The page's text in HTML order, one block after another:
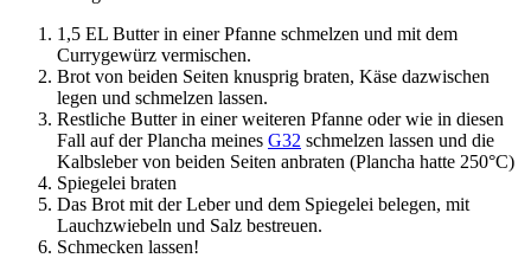
1,5 EL Butter in einer Pfanne schmelzen und mit dem
Currygewürz vermischen.
Brot von beiden Seiten knusprig braten, Käse dazwischen
legen und schmelzen lassen.
Restliche Butter in einer weiteren Pfanne oder wie in diesen
Fall auf der Plancha meines G32 schmelzen lassen und die
Kalbsleber von beiden Seiten anbraten (Plancha hatte 250°C)
Spiegelei braten
Das Brot mit der Leber und dem Spiegelei belegen, mit
Lauchzwiebeln und Salz bestreuen.
Schmecken lassen!